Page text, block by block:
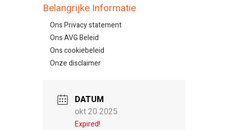
Belangrijke Informatie
Ons Privacy statement
Ons AVG Beleid
Ons cookiebeleid
Onze disclaimer
DATUM
okt 20 2025
Expired!